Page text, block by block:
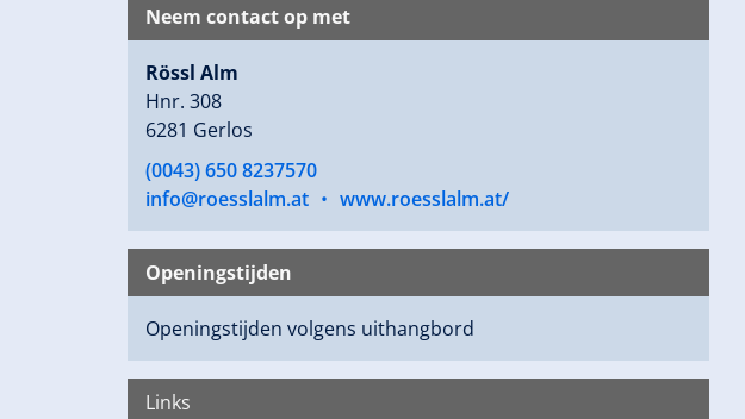
Neem contact op met
Rössl Alm
Hnr. 308
6281 Gerlos
(0043) 650 8237570
info@roesslalm.at • www.roesslalm.at/
Openingstijden
Openingstijden volgens uithangbord
Links